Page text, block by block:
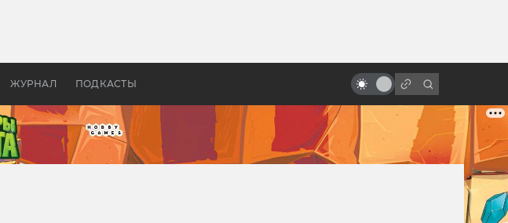
ЖУРНАЛ ПОДКАСТЫ
Древней Грецией
неснятые